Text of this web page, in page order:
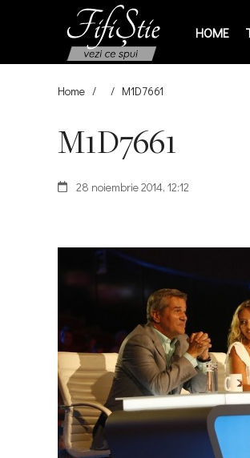
HOME
Home / / M1D7661
M1D7661
28 noiembrie 2014, 12:12